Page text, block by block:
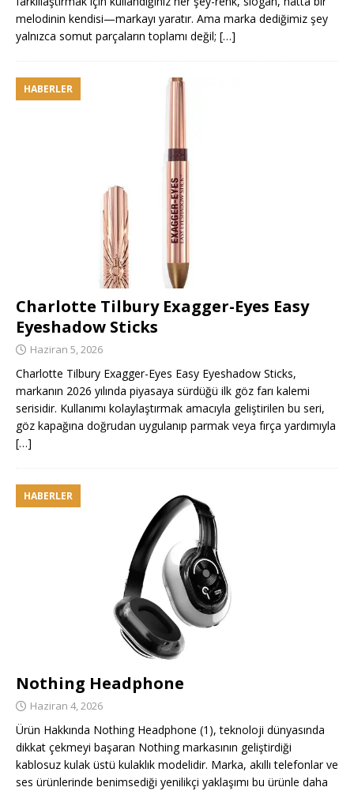
melodinin kendisi—markayı yaratır. Ama marka dediğimiz şey
yalnızca somut parçaların toplamı değil; […]
HABERLER
Charlotte Tilbury Exagger-Eyes Easy
Eyeshadow Sticks
Haziran 5, 2026
Charlotte Tilbury Exagger-Eyes Easy Eyeshadow Sticks,
markanın 2026 yılında piyasaya sürdüğü ilk göz farı kalemi
serisidir. Kullanımı kolaylaştırmak amacıyla geliştirilen bu seri,
göz kapağına doğrudan uygulanıp parmak veya fırça yardımıyla
[…]
HABERLER
Nothing Headphone
Haziran 4, 2026
Ürün Hakkında Nothing Headphone (1), teknoloji dünyasında
dikkat çekmeyi başaran Nothing markasının geliştirdiği
kablosuz kulak üstü kulaklık modelidir. Marka, akıllı telefonlar ve
ses ürünlerinde benimsediği yenilikçi yaklaşımı bu ürünle daha